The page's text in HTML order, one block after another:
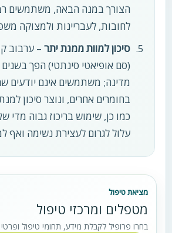
הצורך במנה הבאה, משתמשים
לחובות, לעבריינות ולמצוקה
סיכון למוות ממנת יתר – ערבוב
(סם אופיאטי סינתטי) הפך
מדינה; משתמשים אינם יודעים
בחומרים אחרים, ונוצר סיכון
כמו כן, שימוש בריכוז גבוה מדי
עלול לגרום לעצירת נשימה ואף
מציאת טיפול
מטפלים ומרכזי טיפול
בחרו פרופיל לקבלת מידע, תחומי טיפול